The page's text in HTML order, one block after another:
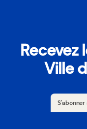
Recevez
Ville